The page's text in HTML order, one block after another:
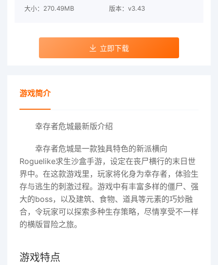
大小：270.49MB 版本：v3.43
立即下载
游戏简介
幸存者危城最新版介绍
幸存者危城是一款独具特色的新派横向
Roguelike求生沙盒手游，设定在丧尸横行的末日世
界中。在这款游戏里，玩家将化身为幸存者，体验生
存与逃生的刺激过程。游戏中有丰富多样的僵尸、强
大的boss，以及建筑、食物、道具等元素的巧妙融
合，令玩家可以探索多种生存策略，尽情享受不一样
的横版冒险之旅。
游戏特点